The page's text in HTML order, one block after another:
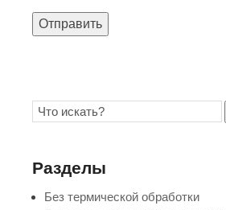
Отправить
Разделы
Без термической обработки